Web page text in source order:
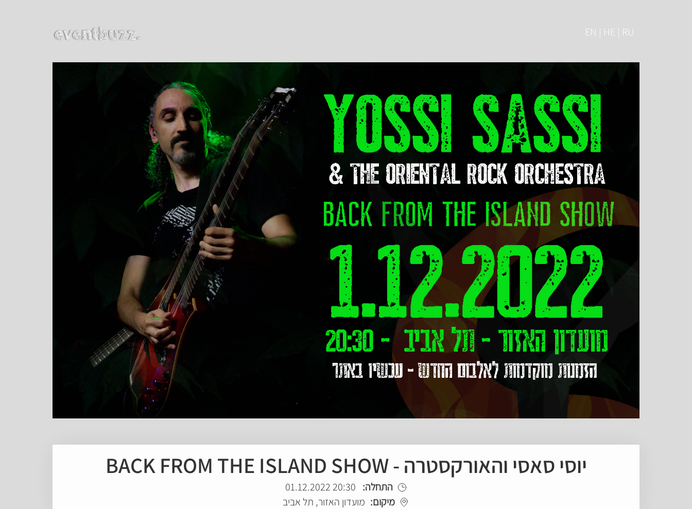
EN | HE | RU
יוסי סאסי והאורקסטרה - BACK FROM THE ISLAND SHOW
התחלה: 20:30 01.12.2022
מיקום: מועדון האזור, תל אביב